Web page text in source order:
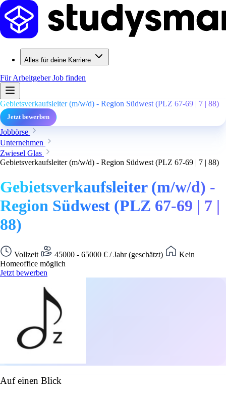
Alles für deine Karriere
Für ArbeitgeberJob finden
Gebietsverkaufsleiter (m/w/d) - Region Südwest (PLZ 67-69 | 7 | 88)
Jetzt bewerben
Jobbörse
Unternehmen
Zwiesel Glas
Gebietsverkaufsleiter (m/w/d) - Region Südwest (PLZ 67-69 | 7 | 88)
Gebietsverkaufsleiter (m/w/d) -
Region Südwest (PLZ 67-69 | 7 |
88)
Vollzeit 45000 - 65000 € / Jahr (geschätzt)
Kein
Homeoffice möglich
Jetzt bewerben
Auf einen Blick